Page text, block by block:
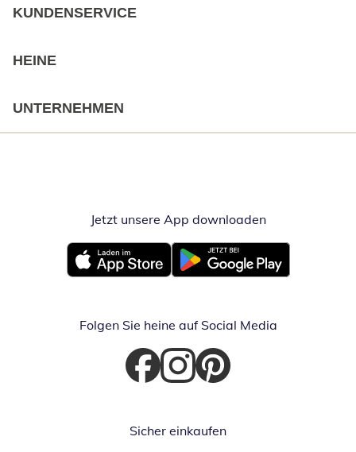
KUNDENSERVICE
HEINE
UNTERNEHMEN
Jetzt unsere App downloadenÖffnet in
Öffnet in neuem FensterÖffnet in neuem Fenster
Folgen Sie heine auf Social Media
Öffnet in neuem Fenster
Öffnet in neuem Fenster
Öffnet in neuem Fenster
Sicher einkaufen